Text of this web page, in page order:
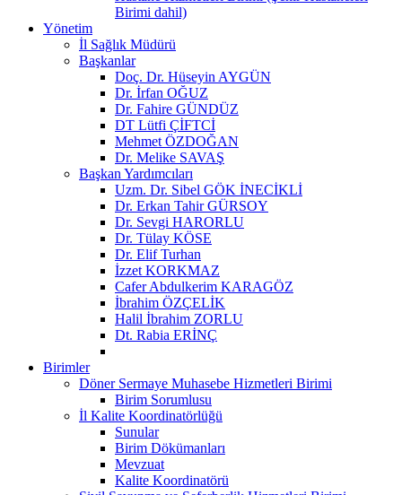
Birimi dahil)
Yönetim
İl Sağlık Müdürü
Başkanlar
Doç. Dr. Hüseyin AYGÜN
Dr. İrfan OĞUZ
Dr. Fahire GÜNDÜZ
DT Lütfi ÇİFTCİ
Mehmet ÖZDOĞAN
Dr. Melike SAVAŞ
Başkan Yardımcıları
Uzm. Dr. Sibel GÖK İNECİKLİ
Dr. Erkan Tahir GÜRSOY
Dr. Sevgi HARORLU
Dr. Tülay KÖSE
Dr. Elif Turhan
İzzet KORKMAZ
Cafer Abdulkerim KARAGÖZ
İbrahim ÖZÇELİK
Halil İbrahim ZORLU
Dt. Rabia ERİNÇ
Birimler
Döner Sermaye Muhasebe Hizmetleri Birimi
Birim Sorumlusu
İl Kalite Koordinatörlüğü
Sunular
Birim Dökümanları
Mevzuat
Kalite Koordinatörü